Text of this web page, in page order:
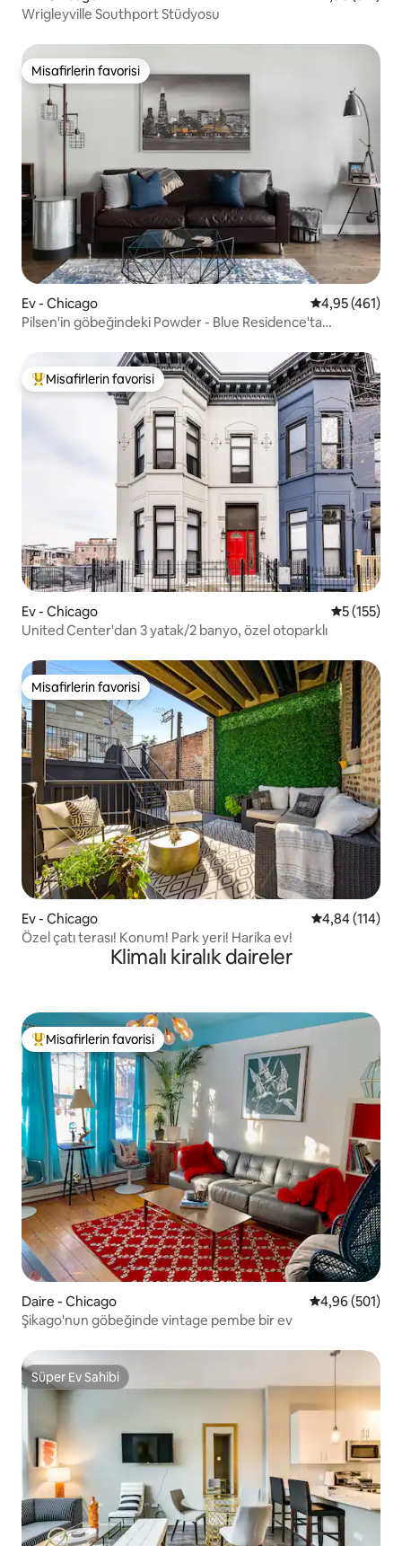
Wrigleyville Southport Stüdyosu
Misafirlerin favorisi
Misafirlerin favorisi
Ev - Chicago 5 üzerinden
4,95 (461)
Pilsen'in göbeğindeki Powder - Blue Residence'ta
Misafirlerin favorilerinden en beğenilenler arasında
Misafirlerin favorisi
Ev - Chicago 55 (155)
United Center'dan 3 yatak/2 banyo, özel otoparklı
Misafirlerin favorisi
Misafirlerin favorisi
Ev - Chicago 5 üzerinden
4,84 (114)
Özel çatı terası! Konum! Park yeri! Harika ev!
Klimalı kiralık daireler
Misafirlerin favorilerinden en beğenilenler arasında
Misafirlerin favorisi
Daire - Chicago 5 üzerinden
4,96 (501)
Şikago'nun göbeğinde vintage pembe bir ev
Süper Ev Sahibi
Süper Ev Sahibi